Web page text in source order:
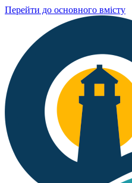
Перейти до основного вмісту